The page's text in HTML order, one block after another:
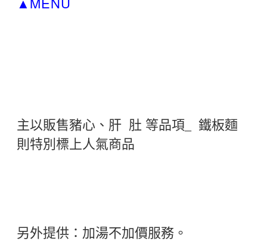
▲
主以販售豬心、肝 肚 等品項_ 鐵板麵
則特別標上人氣商品
另外提供：加湯不加價服務。